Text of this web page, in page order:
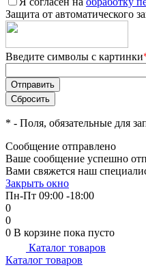
Защита от автоматического
Введите символы с картинки
* - Поля, обязательные для
Сообщение отправлено
Ваше сообщение успешно
Вами свяжется наш
Закрыть окно
Пн-Пт 09:00 -18:00
0
0
0 В корзине пока пусто
Каталог товаров
Каталог товаров
выбранный
Оставшиеся75%
списыватьсяс
по
Подробнее
об оплате